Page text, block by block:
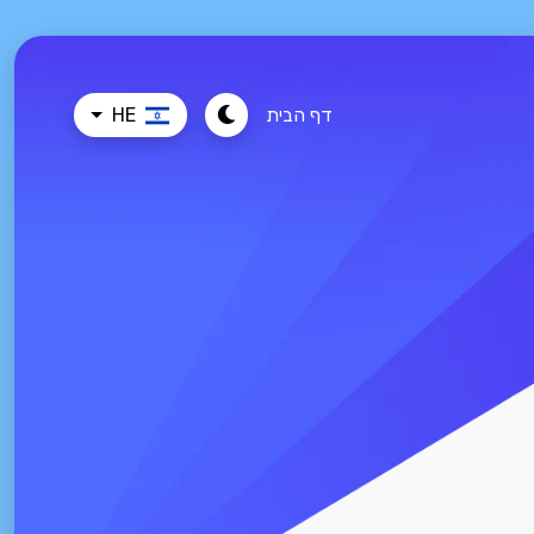
דף הבית HE